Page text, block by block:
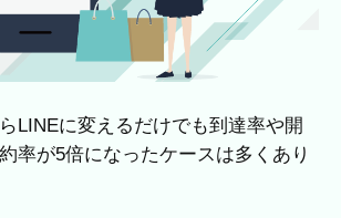
LINEに変えるだけでも到達率や開
率が5倍になったケースは多くあり